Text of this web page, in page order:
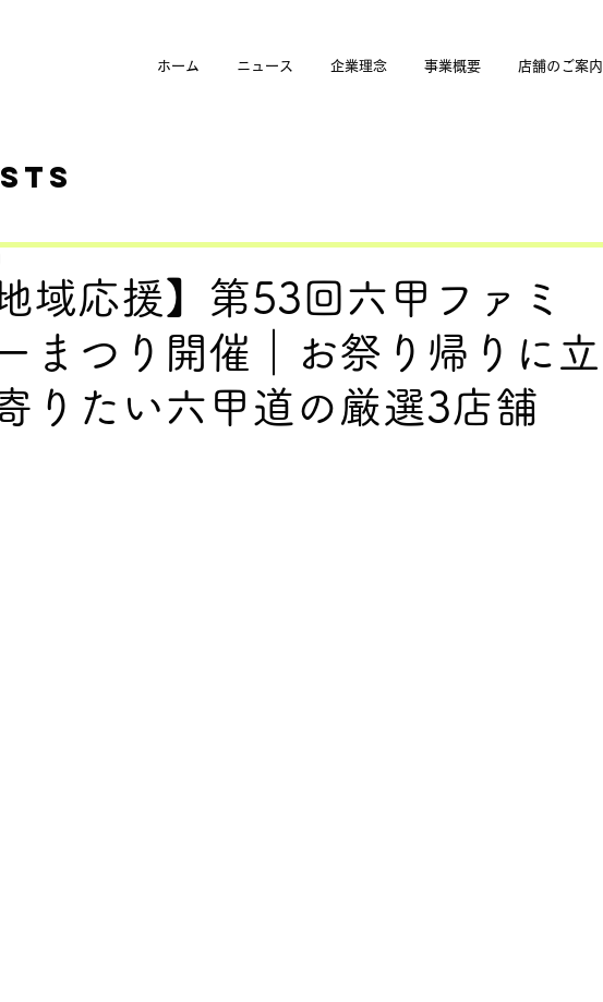
ホーム ニュース 企業理念 事業概要 店舗のご案内
地域応援】第53回六甲ファミ
まつり開催｜お祭り帰りに立
りたい六甲道の厳選3店舗